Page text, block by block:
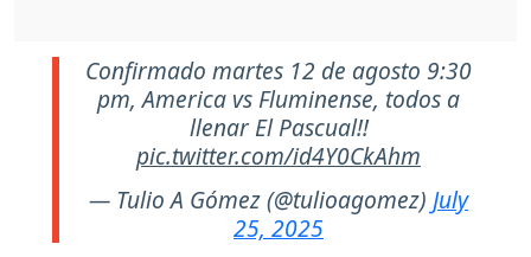
Confirmado martes 12 de agosto 9:30
pm, America vs Fluminense, todos a
llenar El Pascual!!
pic.twitter.com/id4Y0CkAhm
— Tulio A Gómez (@tulioagomez) July
25, 2025